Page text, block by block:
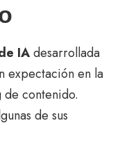
IAdesarrollada
expectación en la
de contenido.
de sus